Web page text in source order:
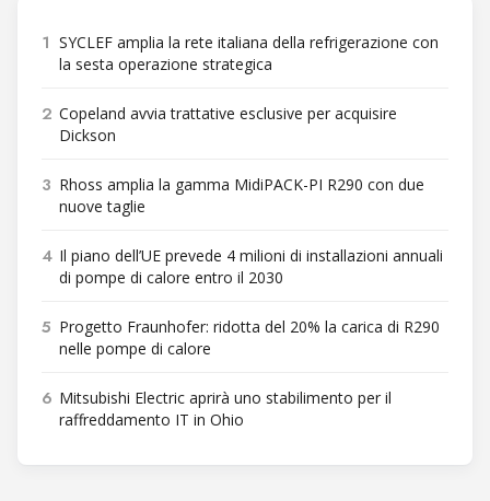
1 SYCLEF amplia la rete italiana della refrigerazione con
la sesta operazione strategica
2 Copeland avvia trattative esclusive per acquisire
Dickson
3 Rhoss amplia la gamma MidiPACK-PI R290 con due
nuove taglie
4 Il piano dell’UE prevede 4 milioni di installazioni annuali
di pompe di calore entro il 2030
5 Progetto Fraunhofer: ridotta del 20% la carica di R290
nelle pompe di calore
6 Mitsubishi Electric aprirà uno stabilimento per il
raffreddamento IT in Ohio